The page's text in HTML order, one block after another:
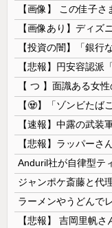
ラーメンやうどんで